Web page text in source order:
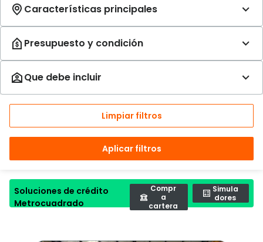
Limpiar filtros
Aplicar filtros
Soluciones de crédito
Metrocuadrado
Compr
a
cartera
Simula
dores